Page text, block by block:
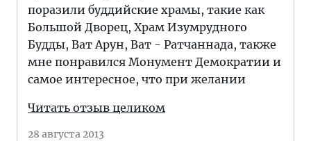
поразили буддийские храмы, такие как
Большой Дворец, Храм Изумрудного
Будды, Ват Арун, Ват - Ратчаннада, также
мне понравился Монумент Демократии и
самое интересное, что при желании
Читать отзыв целиком
28 августа 2013